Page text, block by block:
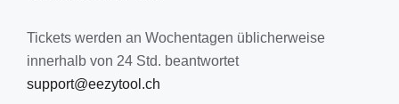
Tickets werden an Wochentagen üblicherweise
innerhalb von 24 Std. beantwortet
support@eezytool.ch